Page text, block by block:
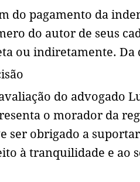
do pagamento da
do autor de seus
ou indiretamente. Da
do advogado
o morador da
ser obrigado a
à tranquilidade e ao